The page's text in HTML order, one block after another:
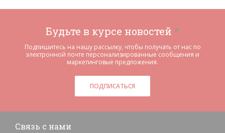
Будьте в курсе новостей *
Подпишитесь на нашу рассылку, чтобы получать от нас по
электронной почте персонализированные сообщения и
маркетинговые предложения.
ПОДПИСАТЬСЯ
Связь с нами